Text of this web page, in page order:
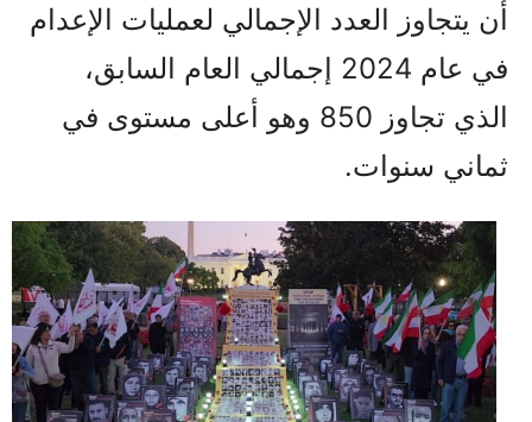
أن يتجاوز العدد الإجمالي لعمليات الإعدام
في عام 2024 إجمالي العام السابق،
الذي تجاوز 850 وهو أعلى مستوى في
ثماني سنوات.